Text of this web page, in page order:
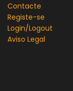
Contacte
Registe-se
Login/Logout
Aviso Legal